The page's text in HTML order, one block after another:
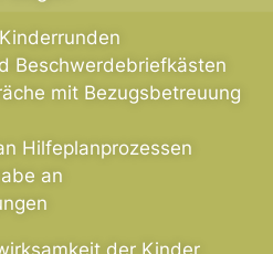
Beschwerdebriefkästen
mit Bezugsbetreuung
Hilfeplanprozessen
an
der Kinder,